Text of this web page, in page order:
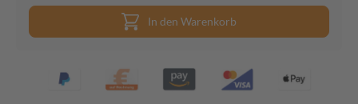
In den Warenkorb